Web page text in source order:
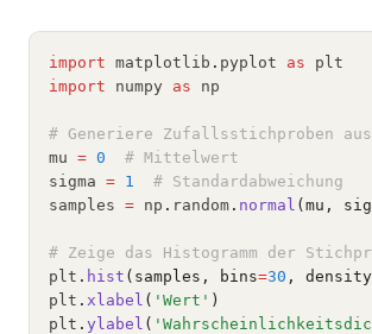
import matplotlib . pyplot as plt
import numpy as np
# Generiere Zufallsstichproben
mu = 0
# Mittelwert
sigma = 1
# Standardabweichung
samples = np . random . normal (mu,
# Zeige das Histogramm der
plt . hist (samples, bins=30 , density
plt . xlabel ( 'Wert' )
plt . ylabel (